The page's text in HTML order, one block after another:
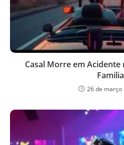
Casal Morre em Acidente
26 de março